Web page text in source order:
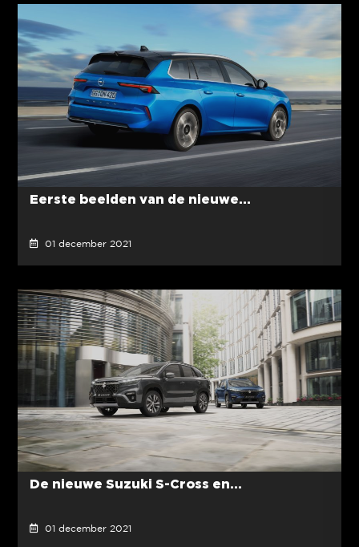
Eerste beelden van de nieuwe...
01 december 2021
De nieuwe Suzuki S-Cross en...
01 december 2021